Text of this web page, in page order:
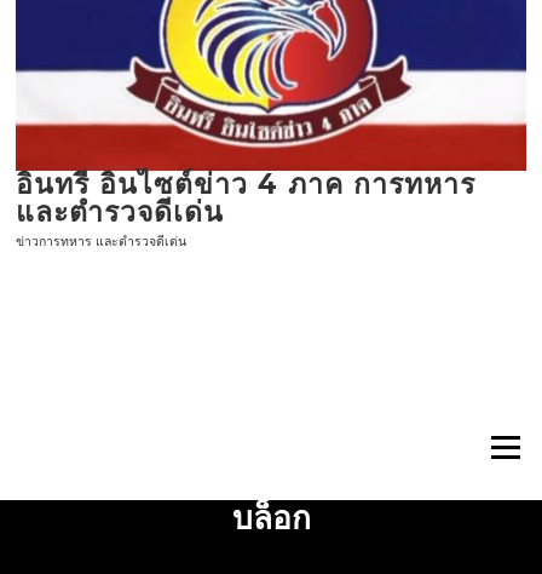
อินทรี อินไซต์ข่าว 4 ภาค การทหาร
และตำรวจดีเด่น
ข่าวการทหาร และตำรวจดีเด่น
เมนู
บล็อก